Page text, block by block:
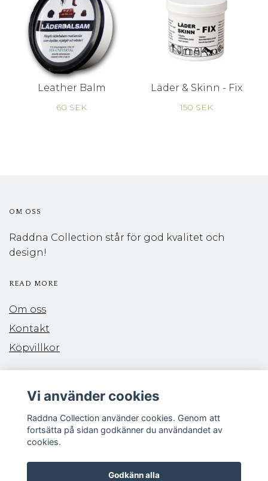
Leather Balm
60 SEK
Läder & Skinn - Fix
150 SEK
OM OSS
Raddna Collection står för god kvalitet och
design!
READ MORE
Om oss
Kontakt
Köpvillkor
FOLLOW US
Vi använder cookies
Raddna Collection använder cookies. Genom att
fortsätta på sidan godkänner du användandet av
cookies.
Godkänn alla